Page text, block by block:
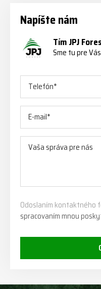
Napíšte nám
Tím JPJ
Sme tu pre
Odoslaním kontaktného
spracovaním mnou